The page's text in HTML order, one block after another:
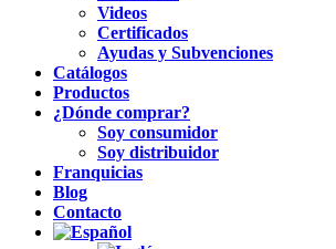
Videos
Certificados
Ayudas y Subvenciones
Catálogos
Productos
¿Dónde comprar?
Soy consumidor
Soy distribuidor
Franquicias
Blog
Contacto